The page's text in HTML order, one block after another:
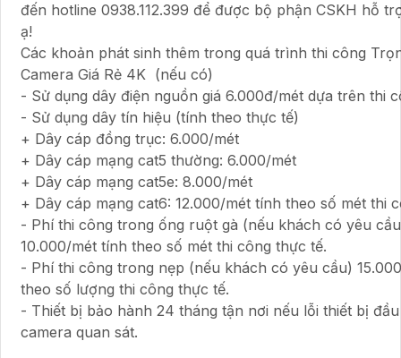
đến hotline 0938.112.399 để được bộ phận CSKH hỗ
ạ!
Các khoản phát sinh thêm trong quá trình thi công
Camera Giá Rẻ 4K (nếu có)
- Sử dụng dây điện nguồn giá 6.000đ/mét dựa trên thi
- Sử dụng dây tín hiệu (tính theo thực tế)
+ Dây cáp đồng trục: 6.000/mét
+ Dây cáp mạng cat5 thường: 6.000/mét
+ Dây cáp mạng cat5e: 8.000/mét
+ Dây cáp mạng cat6: 12.000/mét tính theo số mét thi
- Phí thi công trong ống ruột gà (nếu khách có yêu
10.000/mét tính theo số mét thi công thực tế.
- Phí thi công trong nẹp (nếu khách có yêu cầu)
theo số lượng thi công thực tế.
- Thiết bị bảo hành 24 tháng tận nơi nếu lỗi thiết bị
camera quan sát.